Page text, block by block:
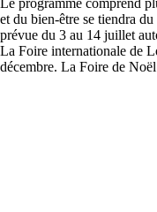
et du bien-être se tiendra
prévue du 3 au 14 juillet
La Foire internationale de
décembre. La Foire de